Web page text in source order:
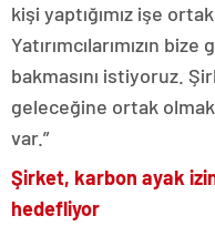
kişi yaptığımız işe
Yatırımcılarımızın
bakmasını istiyoruz.
geleceğine ortak
var.”
Şirket, karbon ayak
hedefliyor